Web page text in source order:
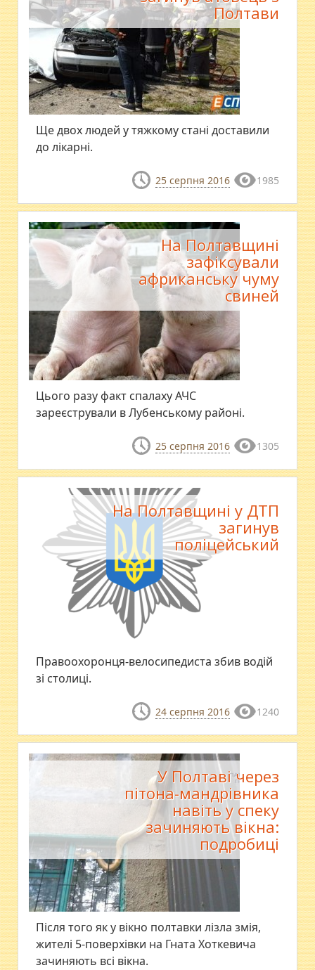
Полтави
​Ще двох людей у тяжкому стані доставили
до лікарні.
25 серпня 2016 1985
На Полтавщині
зафіксували
африканську чуму
свиней
Цього разу факт спалаху АЧС
зареєстрували в Лубенському районі.
25 серпня 2016 1305
На Полтавщині у ДТП
загинув
поліцейський
Правоохоронця-велосипедиста збив водій
зі столиці.
24 серпня 2016 1240
У Полтаві через
пітона-мандрівника
навіть у спеку
зачиняють вікна:
подробиці
Після того як у вікно полтавки лізла змія,
жителі 5-поверхівки на Гната Хоткевича
зачиняють всі вікна.